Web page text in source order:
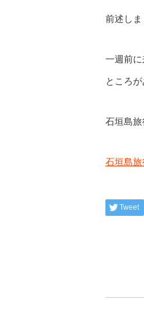
前述しま
一週前
ところ
石垣島旅
石垣島
Tweet